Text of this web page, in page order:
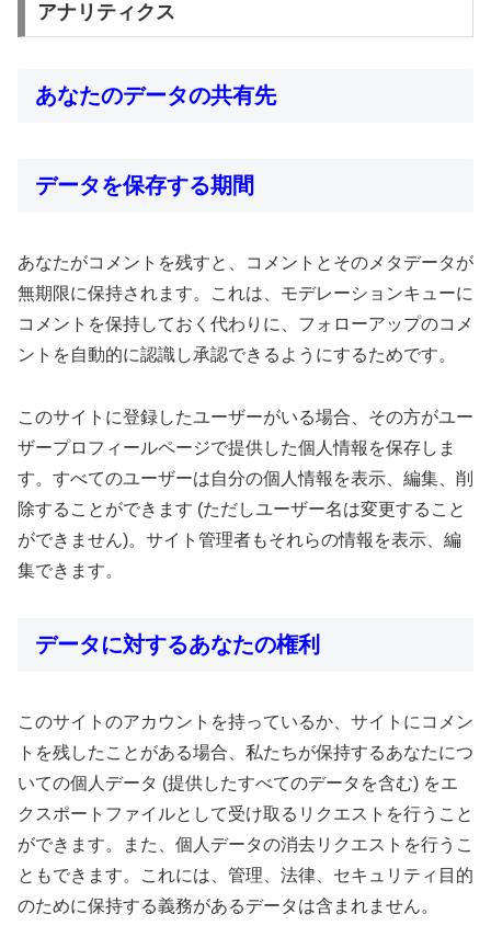
アナリティクス
あなたのデータの共有先
データを保存する期間
あなたがコメントを残すと、コメントとそのメタデータが
無期限に保持されます。これは、モデレーションキューに
コメントを保持しておく代わりに、フォローアップのコメ
ントを自動的に認識し承認できるようにするためです。
このサイトに登録したユーザーがいる場合、その方がユー
ザープロフィールページで提供した個人情報を保存しま
す。すべてのユーザーは自分の個人情報を表示、編集、削
除することができます (ただしユーザー名は変更すること
ができません)。サイト管理者もそれらの情報を表示、編
集できます。
データに対するあなたの権利
このサイトのアカウントを持っているか、サイトにコメン
トを残したことがある場合、私たちが保持するあなたにつ
いての個人データ (提供したすべてのデータを含む) をエ
クスポートファイルとして受け取るリクエストを行うこと
ができます。また、個人データの消去リクエストを行うこ
ともできます。これには、管理、法律、セキュリティ目的
のために保持する義務があるデータは含まれません。